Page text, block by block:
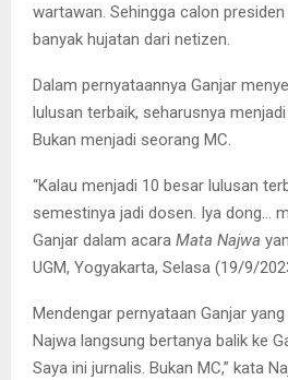
wartawan. Sehingga calon
banyak hujatan dari netizen.
Dalam pernyataannya Ganjar
lulusan terbaik, seharusnya
Bukan menjadi seorang MC.
“Kalau menjadi 10 besar lulusan
semestinya jadi dosen. Iya dong…
Ganjar dalam acara Mata Najwa
UGM, Yogyakarta, Selasa (19/9/
Mendengar pernyataan Ganjar
Najwa langsung bertanya balik ke
Saya ini jurnalis. Bukan MC,” kata